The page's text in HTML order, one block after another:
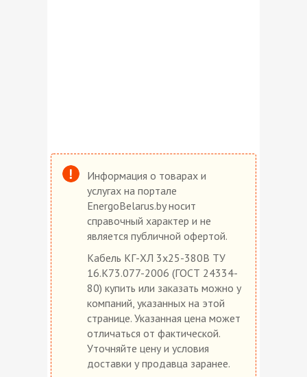
Информация о товарах и
услугах на портале
EnergoBelarus.by носит
справочный характер и не
является публичной офертой.
Кабель КГ-ХЛ 3х25-380В ТУ
16.К73.077-2006 (ГОСТ 24334-
80) купить или заказать можно у
компаний, указанных на этой
странице. Указанная цена может
отличаться от фактической.
Уточняйте цену и условия
доставки у продавца заранее.